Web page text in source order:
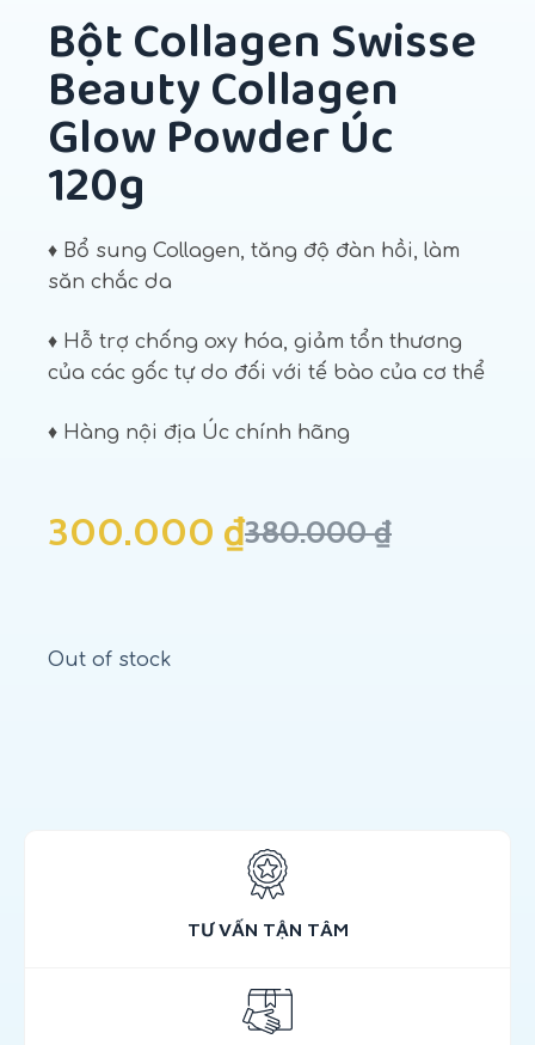
Bột Collagen Swisse
Beauty Collagen
Glow Powder Úc
120g
♦ Bổ sung Collagen, tăng độ đàn hồi, làm
săn chắc da
♦ Hỗ trợ chống oxy hóa, giảm tổn thương
của các gốc tự do đối với tế bào của cơ thể
♦ Hàng nội địa Úc chính hãng
380.000₫
300.000 ₫
Out of stock
TƯ VẤN TẬN TÂM